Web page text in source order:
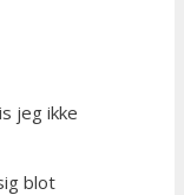
jeg ikke
blot